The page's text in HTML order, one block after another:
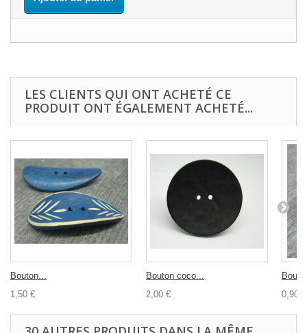
LES CLIENTS QUI ONT ACHETÉ CE
PRODUIT ONT ÉGALEMENT ACHETÉ...
Bouton...
1,50 €
Bouton coco...
2,00 €
0,90 €